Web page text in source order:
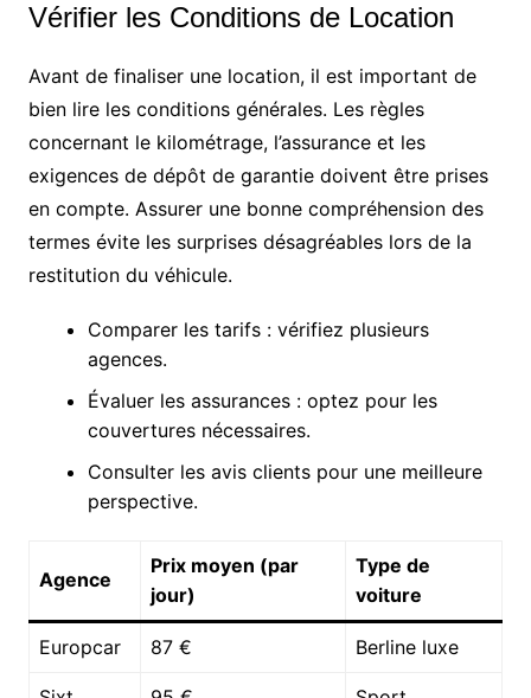
Vérifier les Conditions de Location
Avant de finaliser une location, il est important de
bien lire les conditions générales. Les règles
concernant le kilométrage, l’assurance et les
exigences de dépôt de garantie doivent être prises
en compte. Assurer une bonne compréhension des
termes évite les surprises désagréables lors de la
restitution du véhicule.
Comparer les tarifs : vérifiez plusieurs
agences.
Évaluer les assurances : optez pour les
couvertures nécessaires.
Consulter les avis clients pour une meilleure
perspective.
Agence
Prix moyen (par
jour)
Type de
voiture
Europcar 87 € Berline luxe